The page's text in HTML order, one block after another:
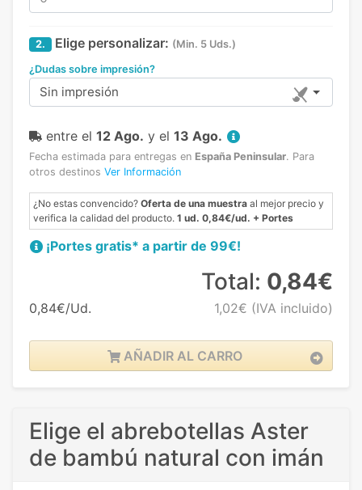
2. Elige personalizar: (Min. 5 Uds.)
¿Dudas sobre impresión?
Sin impresión
entre el 12 Ago. y el 13 Ago.
Fecha estimada para entregas en España Peninsular. Para
otros destinos Ver Información
¿No estas convencido? Oferta de una muestra al mejor precio y
verifica la calidad del producto. 1 ud. 0,84€/ud. + Portes
¡Portes gratis* a partir de 99€!
0,84€/Ud.
Total: 0,84€
1,02€ (IVA incluido)
AÑADIR AL CARRO
Elige el abrebotellas Aster
de bambú natural con imán